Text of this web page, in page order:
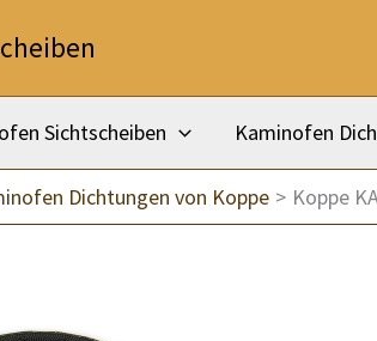
Sichtscheiben Kaminofen
Dichtungen von Koppe Koppe